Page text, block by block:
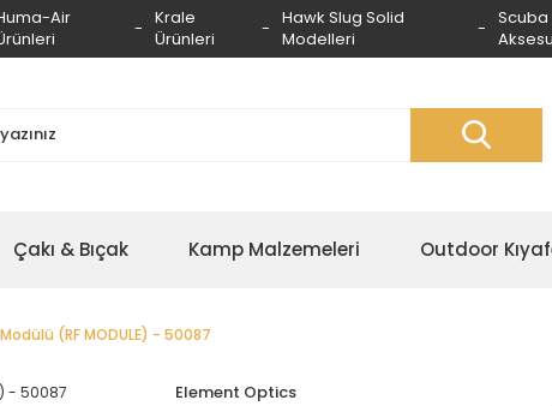
Air
Krale
Ürünleri
Hawk Slug Solid
Modelleri
Scuba
Çakı & Bıçak Kamp Malzemeleri Outdoor
(RF MODULE) - 50087
Element Optics